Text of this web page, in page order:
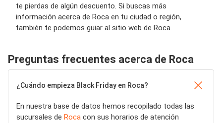
te pierdas de algún descuento. Si buscas más
información acerca de Roca en tu ciudad o región,
también te podemos guiar al sitio web de Roca.
Preguntas frecuentes acerca de Roca
¿Cuándo empieza Black Friday en Roca?
En nuestra base de datos hemos recopilado todas las
sucursales de Roca con sus horarios de atención